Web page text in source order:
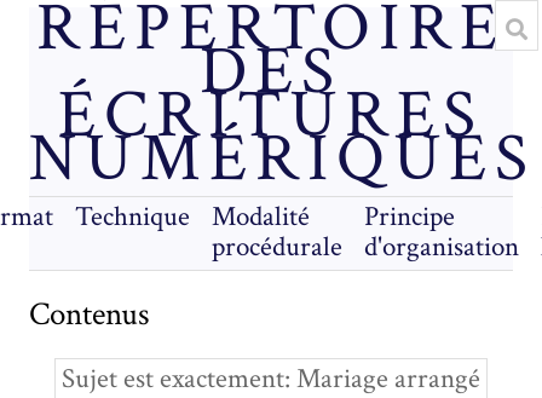
RÉPERTOIRE
DES
ÉCRITURES
NUMÉRIQUES
Technique
Modalité
procédurale
Principe
d'organisation
Contenus
Sujet est exactement Mariage arrangé